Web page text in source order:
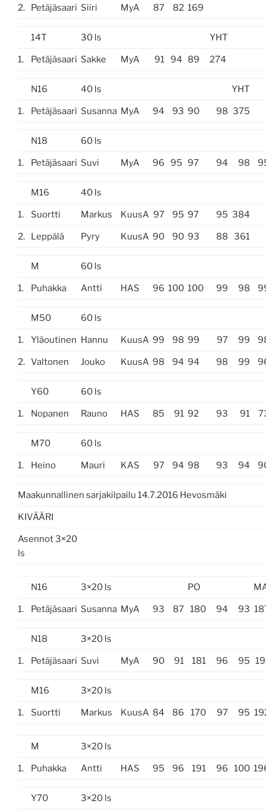
2. Petäjäsaari Siiri MyA 87 82 169
14T 30 ls YHT
1. Petäjäsaari Sakke MyA 91 94 89 274
N16 40 ls YHT
1. Petäjäsaari Susanna MyA 94 93 90 98 375
N18 60 ls
1. Petäjäsaari Suvi MyA 96 95 97 94 98
M16 40 ls
1. Suortti Markus KuusA 97 95 97 95 384
2. Leppälä Pyry KuusA 90 90 93 88 361
M 60 ls
1. Puhakka Antti HAS 96 100 100 99 98
M50 60 ls
1. Yläoutinen Hannu KuusA 99 98 99 97 99
2. Valtonen Jouko KuusA 98 94 94 98 99
Y60 60 ls
1. Nopanen Rauno HAS 85 91 92 93 91
M70 60 ls
1. Heino Mauri KAS 97 94 98 93 94
Maakunnallinen sarjakilpailu 14.7.2016 Hevosmäki
KIVÄÄRI
Asennot 3×20
ls
N16 3×20 ls PO
1. Petäjäsaari Susanna MyA 93 87 180 94 93
N18 3×20 ls
1. Petäjäsaari Suvi MyA 90 91 181 96 95
M16 3×20 ls
1. Suortti Markus KuusA 84 86 170 97 95
M 3×20 ls
1. Puhakka Antti HAS 95 96 191 96 100
Y70 3×20 ls